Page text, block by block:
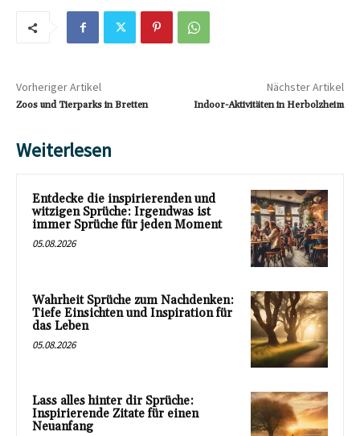
Vorheriger Artikel
Zoos und Tierparks in Bretten
Nächster Artikel
Indoor-Aktivitäten in Herbolzheim
Weiterlesen
Entdecke die inspirierenden und
witzigen Sprüche: Irgendwas ist
immer Sprüche für jeden Moment
05.08.2026
Wahrheit Sprüche zum Nachdenken:
Tiefe Einsichten und Inspiration für
das Leben
05.08.2026
Lass alles hinter dir Sprüche:
Inspirierende Zitate für einen
Neuanfang